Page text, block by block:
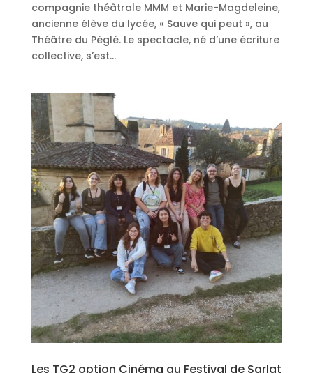
compagnie théâtrale MMM et Marie-Magdeleine,
ancienne élève du lycée, « Sauve qui peut », au
Théâtre du Péglé. Le spectacle, né d’une écriture
collective, s’est...
Les TG2 option Cinéma au Festival de Sarlat